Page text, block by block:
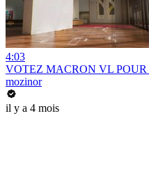
4:03
VOTEZ MACRON VL
mozinor
il y a 4 mois